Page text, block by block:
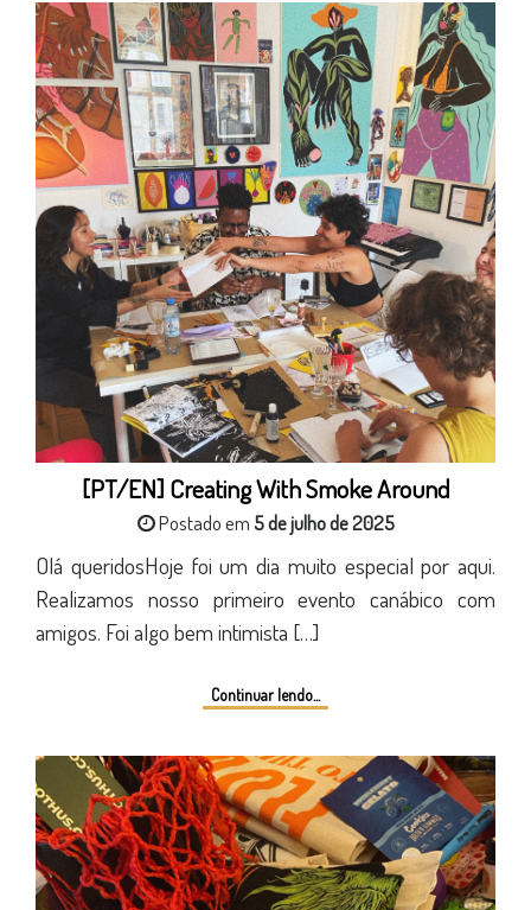
[PT/EN] Creating With Smoke Around
Postado em 5 de julho de 2025
Olá queridosHoje foi um dia muito especial por aqui.
Realizamos nosso primeiro evento canábico com
amigos. Foi algo bem intimista […]
Continuar lendo...